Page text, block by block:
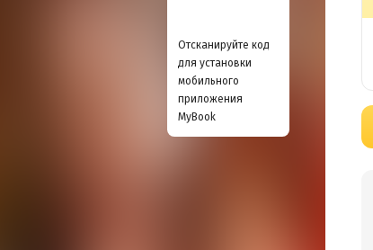
Отсканируйте код
для установки
мобильного
приложения
MyBook